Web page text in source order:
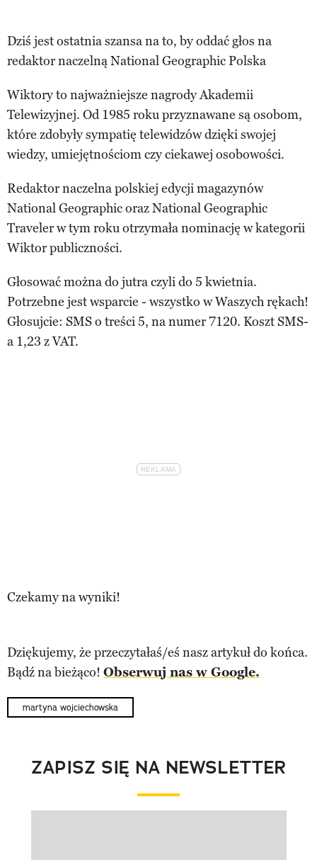
Dziś jest ostatnia szansa na to, by oddać głos na
redaktor naczelną National Geographic Polska
Wiktory to najważniejsze nagrody Akademii
Telewizyjnej. Od 1985 roku przyznawane są osobom,
które zdobyły sympatię telewidzów dzięki swojej
wiedzy, umiejętnościom czy ciekawej osobowości.
Redaktor naczelna polskiej edycji magazynów
National Geographic oraz National Geographic
Traveler w tym roku otrzymała nominację w kategorii
Wiktor publiczności.
Głosować można do jutra czyli do 5 kwietnia.
Potrzebne jest wsparcie - wszystko w Waszych rękach!
Głosujcie: SMS o treści 5, na numer 7120. Koszt SMS-
a 1,23 z VAT.
Czekamy na wyniki!
Dziękujemy, że przeczytałaś/eś nasz artykuł do końca.
Bądź na bieżąco! Obserwuj nas w Google.
martyna wojciechowska
ZAPISZ SIĘ NA NEWSLETTER